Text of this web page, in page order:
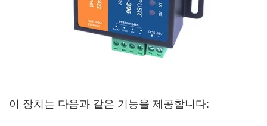
이 장치는 다음과 같은 기능을 제공합니다: